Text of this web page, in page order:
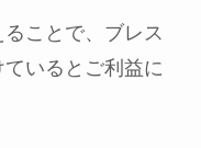
ことで、ブレス
いるとご利益に